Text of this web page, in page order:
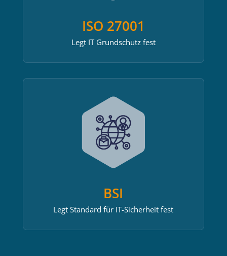
ISO 27001
Legt IT Grundschutz fest
BSI
Legt Standard für IT-Sicherheit fest